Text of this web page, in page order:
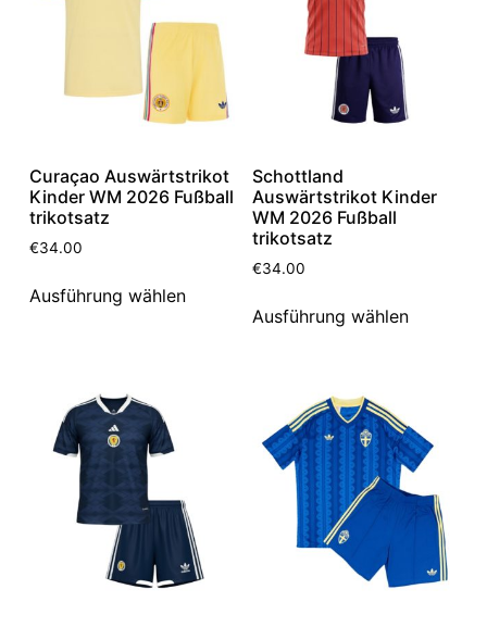
Curaçao Auswärtstrikot
Kinder WM 2026 Fußball
trikotsatz
€34.00
Ausführung wählen
Schottland
Auswärtstrikot Kinder
WM 2026 Fußball
trikotsatz
€34.00
Ausführung wählen